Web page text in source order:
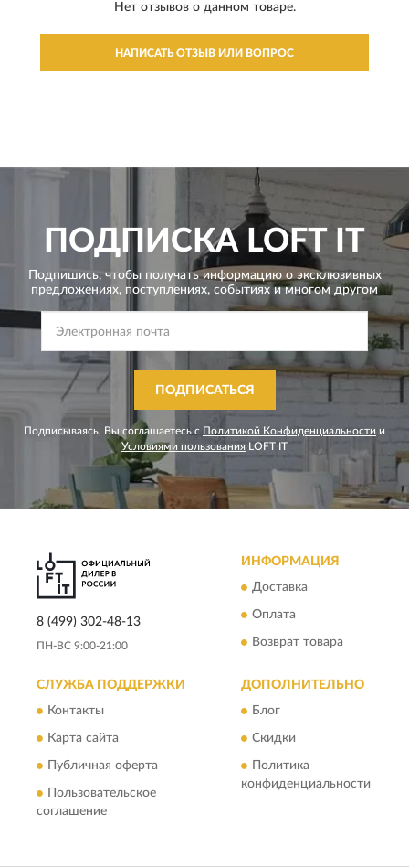
Нет отзывов о данном товаре.
НАПИСАТЬ ОТЗЫВ ИЛИ ВОПРОС
ПОДПИСКАLOFT IT
Подпишись, чтобы получать информацию о эксклюзивных
предложениях, поступлениях, событиях и многом другом
ПОДПИСАТЬСЯ
Подписываясь, Вы соглашаетесь с Политикой Конфиденциальности и
Условиями пользования LOFT IT
8 (499) 302-48-13
ПН-ВС 9:00-21:00
ИНФОРМАЦИЯ
Доставка
Оплата
Возврат товара
СЛУЖБА ПОДДЕРЖКИ
Контакты
Карта сайта
Публичная оферта
Пользовательское
соглашение
ДОПОЛНИТЕЛЬНО
Блог
Скидки
Политика
конфиденциальности